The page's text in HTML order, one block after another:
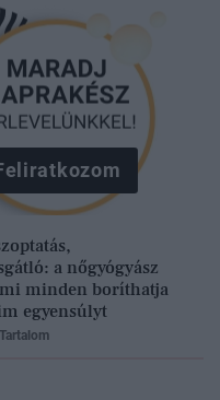
a nőgyógyász
minden boríthatja
egyensúlyt